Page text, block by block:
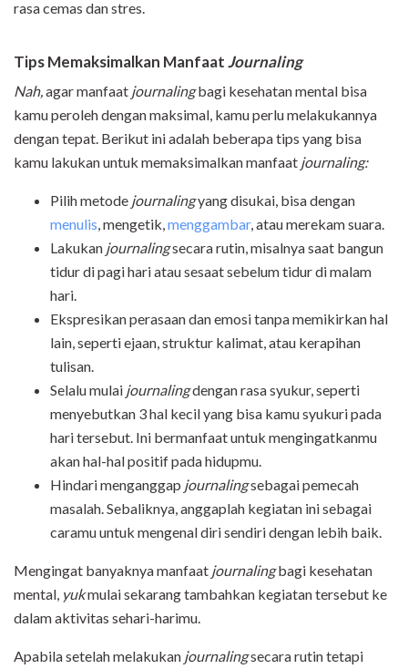
rasa cemas dan stres.
Tips Memaksimalkan ManfaatJournaling
Nah,agar manfaat journalingbagi kesehatan mental bisa
kamu peroleh dengan maksimal, kamu perlu melakukannya
dengan tepat. Berikut ini adalah beberapa tips yang bisa
kamu lakukan untuk memaksimalkan manfaat journaling:
Pilih metode journalingyang disukai, bisa dengan
menulis, mengetik,menggambar, atau merekam suara.
Lakukan journalingsecara rutin, misalnya saat bangun
tidur di pagi hari atau sesaat sebelum tidur di malam
hari.
Ekspresikan perasaan dan emosi tanpa memikirkan hal
lain, seperti ejaan, struktur kalimat, atau kerapihan
tulisan.
Selalu mulai journalingdengan rasa syukur, seperti
menyebutkan 3 hal kecil yang bisa kamu syukuri pada
hari tersebut. Ini bermanfaat untuk mengingatkanmu
akan hal-hal positif pada hidupmu.
Hindari menganggap journalingsebagai pemecah
masalah. Sebaliknya, anggaplah kegiatan ini sebagai
caramu untuk mengenal diri sendiri dengan lebih baik.
Mengingat banyaknya manfaat journalingbagi kesehatan
mental, yukmulai sekarang tambahkan kegiatan tersebut ke
dalam aktivitas sehari-harimu.
Apabila setelah melakukan journalingsecara rutin tetapi